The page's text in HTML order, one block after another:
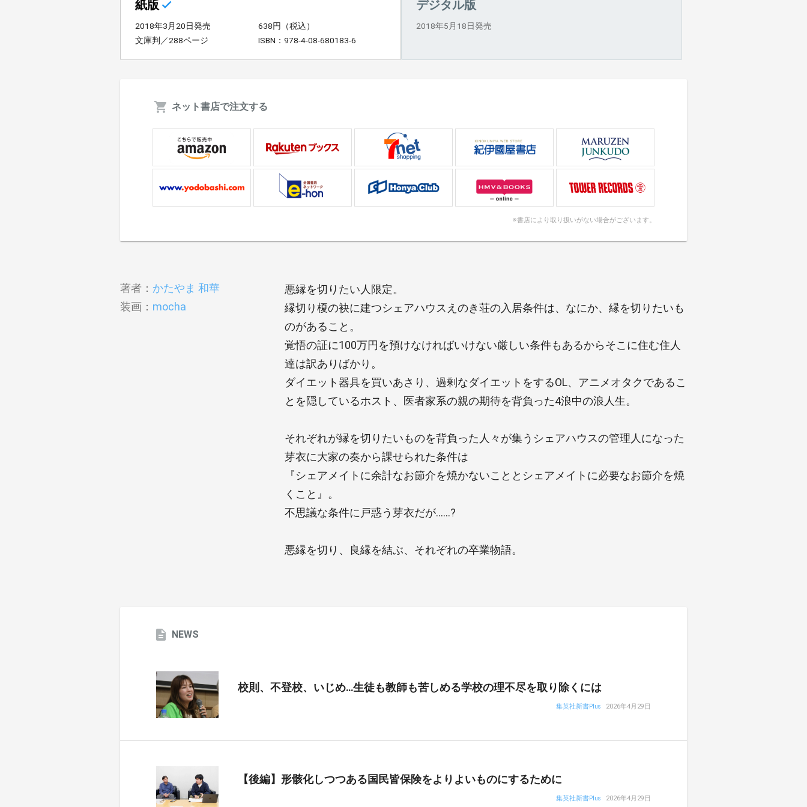
紙版
2018年3月20日発売
638円（税込）
文庫判／288ページ
ISBN：978-4-08-680183-6
デジタル版
2018年5月18日発売
ネット書店で注文する
※書店により取り扱いがない場合がございます。
著者： かたやま 和華
装画： mocha
悪縁を切りたい人限定。
縁切り榎の袂に建つシェアハウスえのき荘の入居条件は、なにか、縁を切りたいも
のがあること。
覚悟の証に100万円を預けなければいけない厳しい条件もあるからそこに住む住人
達は訳ありばかり。
ダイエット器具を買いあさり、過剰なダイエットをするOL、アニメオタクであるこ
とを隠しているホスト、医者家系の親の期待を背負った4浪中の浪人生。
それぞれが縁を切りたいものを背負った人々が集うシェアハウスの管理人になった
芽衣に大家の奏から課せられた条件は
『シェアメイトに余計なお節介を焼かないこととシェアメイトに必要なお節介を焼
くこと』。
不思議な条件に戸惑う芽衣だが……?
悪縁を切り、良縁を結ぶ、それぞれの卒業物語。
NEWS
校則、不登校、いじめ…生徒も教師も苦しめる学校の理不尽を取り除くには
集英社新書Plus 2026年4月29日
【後編】形骸化しつつある国民皆保険をよりよいものにするために
集英社新書Plus 2026年4月29日